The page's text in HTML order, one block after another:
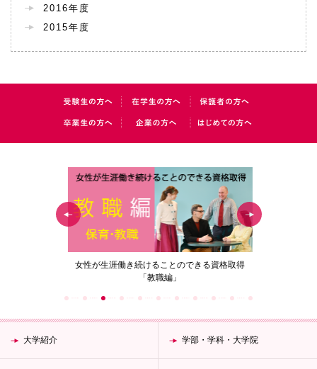
2016年度
2015年度
女性が生涯働き続けることのできる資格取得
「教職編」
大学紹介 学部・学科・大学院